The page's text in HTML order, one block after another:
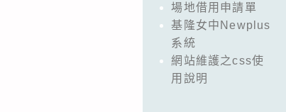
場地借用申請單
基隆女中Newplus
系統
網站維護之css使
用說明